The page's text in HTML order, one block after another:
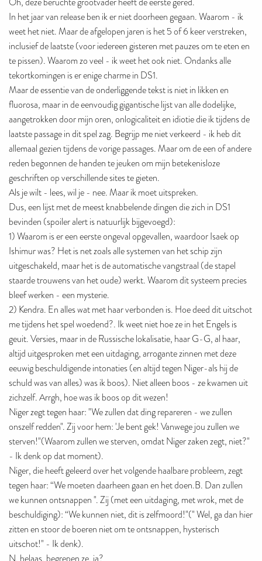
In het jaar van release ben ik er niet doorheen gegaan. Waarom - ik
weet het niet. Maar de afgelopen jaren is het 5 of 6 keer verstreken,
inclusief de laatste (voor iedereen gisteren met pauzes om te eten en
te pissen). Waarom zo veel - ik weet het ook niet. Ondanks alle
tekortkomingen is er enige charme in DS1.
Maar de essentie van de onderliggende tekst is niet in likken en
fluorosa, maar in de eenvoudig gigantische lijst van alle dodelijke,
aangetrokken door mijn oren, onlogicaliteit en idiotie die ik tijdens de
laatste passage in dit spel zag. Begrijp me niet verkeerd - ik heb dit
allemaal gezien tijdens de vorige passages. Maar om de een of andere
reden begonnen de handen te jeuken om mijn betekenisloze
geschriften op verschillende sites te gieten.
Als je wilt - lees, wil je - nee. Maar ik moet uitspreken.
Dus, een lijst met de meest knabbelende dingen die zich in DS1
bevinden (spoiler alert is natuurlijk bijgevoegd):
1) Waarom is er een eerste ongeval opgevallen, waardoor Isaek op
Ishimur was? Het is net zoals alle systemen van het schip zijn
uitgeschakeld, maar het is de automatische vangstraal (de stapel
staarde trouwens van het oude) werkt. Waarom dit systeem precies
bleef werken - een mysterie.
2) Kendra. En alles wat met haar verbonden is. Hoe deed dit uitschot
me tijdens het spel woedend?. Ik weet niet hoe ze in het Engels is
geuit. Versies, maar in de Russische lokalisatie, haar G-G, al haar,
altijd uitgesproken met een uitdaging, arrogante zinnen met deze
eeuwig beschuldigende intonaties (en altijd tegen Niger-als hij de
schuld was van alles) was ik boos). Niet alleen boos - ze kwamen uit
zichzelf. Arrgh, hoe was ik boos op dit wezen!
Niger zegt tegen haar: "We zullen dat ding repareren - we zullen
onszelf redden". Zij voor hem: 'Je bent gek! Vanwege jou zullen we
sterven!"(Waarom zullen we sterven, omdat Niger zaken zegt, niet?"
- Ik denk op dat moment).
Niger, die heeft geleerd over het volgende haalbare probleem, zegt
tegen haar: “We moeten daarheen gaan en het doen.B. Dan zullen
we kunnen ontsnappen ". Zij (met een uitdaging, met wrok, met de
beschuldiging): “We kunnen niet, dit is zelfmoord!"(" Wel, ga dan hier
zitten en stoor de boeren niet om te ontsnappen, hysterisch
uitschot!" - Ik denk).